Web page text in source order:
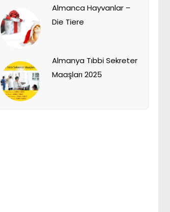
Almanca Hayvanlar –
Die Tiere
Almanya Tıbbi Sekreter
Maaşları 2025